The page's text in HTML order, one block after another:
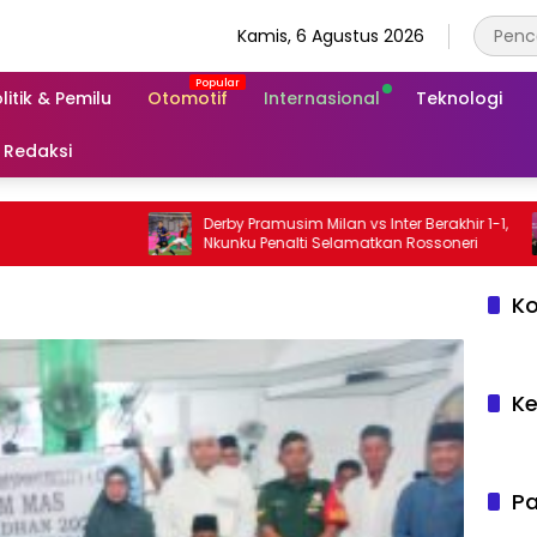
Kamis, 6 Agustus 2026
& Pemilu Otomotif Internasional Teknologi
Redaksi
Derby Pramusim Milan vs Inter Berakhir 1-1,
Nkunku Penalti Selamatkan Rossoneri